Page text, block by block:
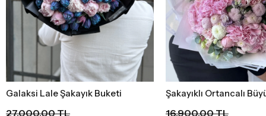
Sepete Ekle
Galaksi Lale Şakayık Buketi
27.000,00 TL
Sepete Ekle
Şakayıklı Ortancalı
16.900,00 TL